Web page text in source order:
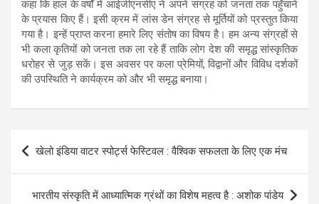
कहा कि हाल के वर्षों में आईजीएनसीए ने अपने संग्रह को जनता तक पहुँचाने
के प्रयास किए हैं। इसी क्रम में लांस डेन संग्रह से मूर्तियों को प्रस्तुत किया
गया है। इन्हें प्राप्त करना हमारे लिए संतोष का विषय है। हम अन्य संग्रहों से
भी कला कृतियों को जनता तक ला रहे हैं ताकि लोग देश की समृद्ध सांस्कृतिक
धरोहर से जुड़ सकें। इस अवसर पर कला प्रेमियों, विद्वानों और विविध दर्शकों
की उपस्थिति ने कार्यक्रम को और भी समृद्ध बनाया।
Post
navigation
खेलो इंडिया वाटर स्पोर्ट्स फेस्टिवल : वैश्विक सफलता के लिए एक मंच
भारतीय संस्कृति में आध्यात्मिक ग्रंथों का विशेष महत्व है : अशोक पांडेय